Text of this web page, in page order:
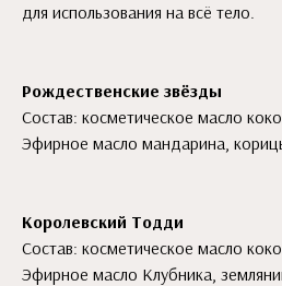
для использования на всё тело.
Рождественские звёзды
Состав: косметическое масло
Эфирное масло мандарина,
Королевский Тодди
Состав: косметическое масло
Эфирное масло Клубника,